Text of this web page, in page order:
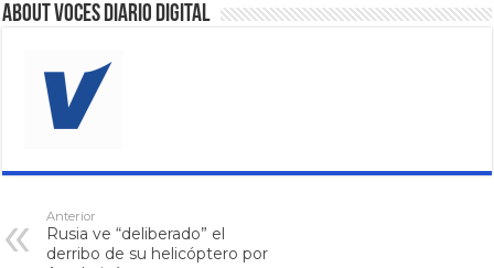
About VOCES Diario digital
Anterior
Rusia ve “deliberado” el
derribo de su helicóptero por